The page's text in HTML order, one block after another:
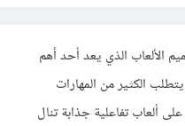
الألعاب الذي يعد أحد أهم
الكثير من المهارات
ألعاب تفاعلية جذابة تنال